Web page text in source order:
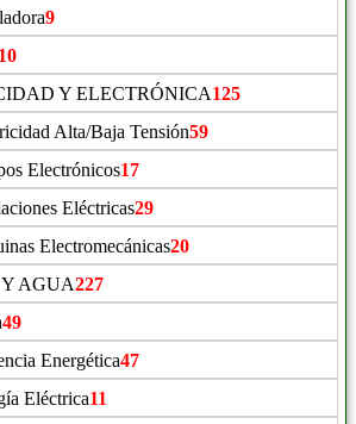
9
10
Y ELECTRÓNICA125
Alta/Baja Tensión59
Electrónicos17
Eléctricas29
Electromecánicas20
AGUA227
49
Energética47
Eléctrica11